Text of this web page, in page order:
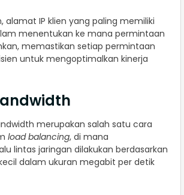
alamat IP klien yang paling memiliki
menentukan ke mana permintaan
memastikan setiap permintaan
untuk mengoptimalkan kinerja
merupakan salah satu cara
load balancing, di mana
lintas jaringan dilakukan berdasarkan
dalam ukuran megabit per detik